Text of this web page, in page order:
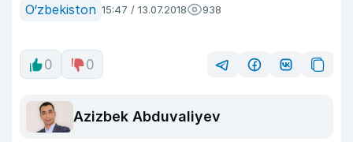
O‘zbekiston 15:47 / 13.07.2018 938
0 0
Azizbek Abduvaliyev